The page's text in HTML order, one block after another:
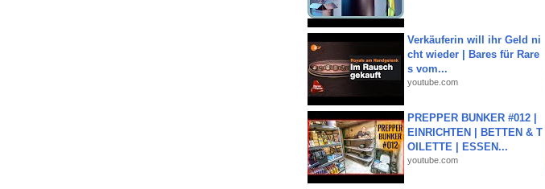
Verkäuferin will ihr Geld ni
cht wieder | Bares für Rare
s vom...
youtube.com
PREPPER BUNKER #012 |
EINRICHTEN | BETTEN & T
OILETTE | ESSEN...
youtube.com